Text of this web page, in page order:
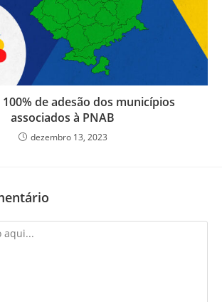
100% de adesão dos municípios
associados à PNAB
dezembro 13, 2023